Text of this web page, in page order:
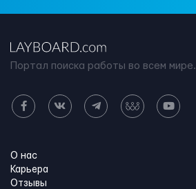
Портал поиска работы во всем мире.
О нас
Карьера
Отзывы